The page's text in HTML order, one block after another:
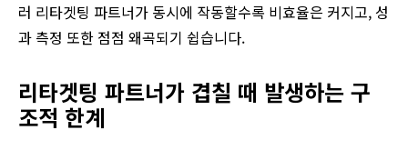
러 리타겟팅 파트너가 동시에 작동할수록 비효율은 커지고, 성
과 측정 또한 점점 왜곡되기 쉽습니다.
리타겟팅 파트너가 겹칠 때 발생하는 구
조적 한계